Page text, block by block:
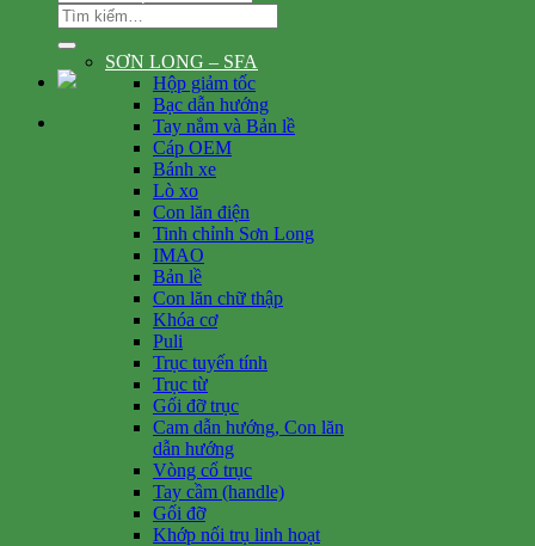
Tìm
kiếm:
SƠN LONG – SFA
Hộp giảm tốc
Bạc dẫn hướng
Tay nắm và Bản lề
Cáp OEM
Bánh xe
Lò xo
Con lăn điện
Tinh chỉnh Sơn Long
IMAO
Bản lề
Con lăn chữ thập
Khóa cơ
Puli
Trục tuyến tính
Trục từ
Gối đỡ trục
Cam dẫn hướng, Con lăn
dẫn hướng
Vòng cổ trục
Tay cầm (handle)
Gối đỡ
Khớp nối trụ linh hoạt